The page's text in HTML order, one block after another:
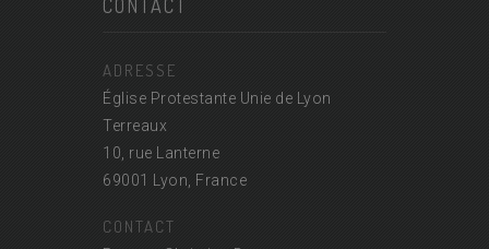
CONTACT
ADRESSE
Église Protestante Unie de Lyon
Terreaux
10, rue Lanterne
69001 Lyon, France
CONTACT